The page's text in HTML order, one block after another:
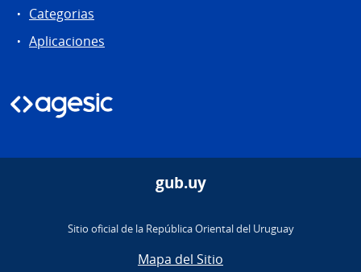
Categorias
Aplicaciones
gub.uy
Sitio oficial de la República Oriental del Uruguay
Mapa del Sitio